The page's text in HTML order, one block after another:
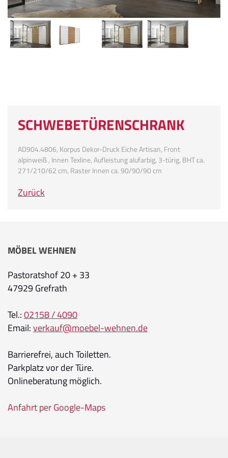
SCHWEBETÜRENSCHRANK
AD904.4806, Korpus Dekor-Druck Eiche Artisan, Front
alpinweiß , Innen Texline, Aufleistung alufarbig, 3-türig, BHT ca.
271/210/62 cm, Raster Innen ca. 90/90/90 cm
Zurück
MÖBEL WEHNEN
Pastoratshof 20 + 33
47929 Grefrath
Tel.:02158 / 4090
Email:verkauf@moebel-wehnen.de
Barrierefrei, auch Toiletten.
Parkplatz vor der Türe.
Onlineberatung möglich.
Anfahrt per Google-Maps